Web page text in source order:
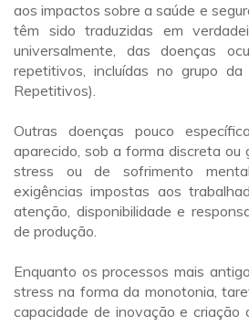
aos impactos sobre a saúde e
têm sido traduzidas em
universalmente, das doenças
repetitivos, incluídas no grupo
Repetitivos).
Outras doenças pouco
aparecido, sob a forma discreta
stress ou de sofrimento
exigências impostas aos
atenção, disponibilidade e
de produção.
Enquanto os processos mais
stress na forma da monotonia,
capacidade de inovação e criação